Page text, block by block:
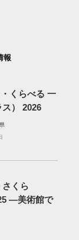
報
くらべる 一
） 2026
さくら
―美術館で